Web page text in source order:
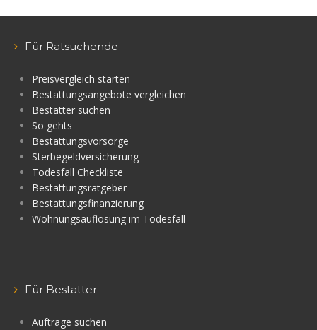
Für Ratsuchende
Preisvergleich starten
Bestattungsangebote vergleichen
Bestatter suchen
So gehts
Bestattungsvorsorge
Sterbegeldversicherung
Todesfall Checkliste
Bestattungsratgeber
Bestattungsfinanzierung
Wohnungsauflösung im Todesfall
Für Bestatter
Aufträge suchen